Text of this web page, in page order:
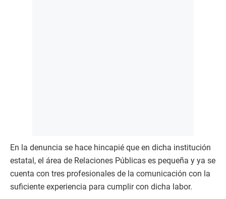
En la denuncia se hace hincapié que en dicha institución
estatal, el área de Relaciones Públicas es pequeña y ya se
cuenta con tres profesionales de la comunicación con la
suficiente experiencia para cumplir con dicha labor.